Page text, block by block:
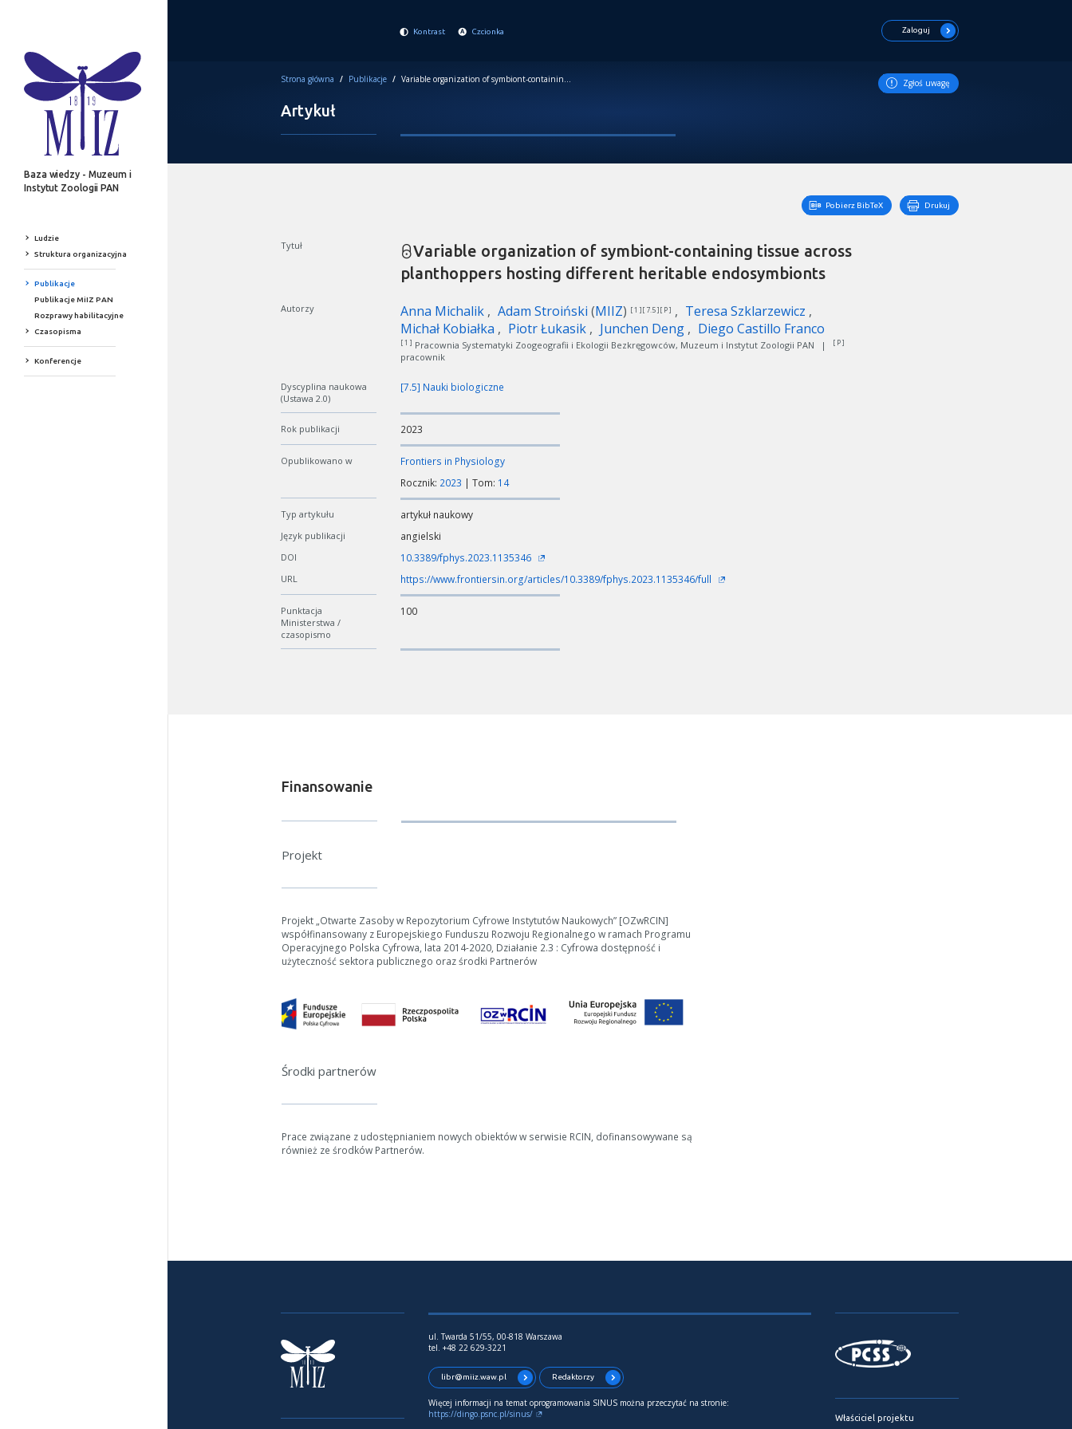
Jeśli generowanie trwa zbyt długo można ograniczyć dane np. zmniejszając zakres lat.
Anuluj
Baza wiedzy - Muzeum i
Instytut Zoologii PAN
Ludzie
Struktura organizacyjna
Publikacje
Publikacje MiIZ PAN
Rozprawy habilitacyjne
Czasopisma
Konferencje
Kontrast Czcionka Zaloguj
Strona główna / Publikacje / Variable organization of symbiont-containing tissue across planthoppers hosting different heritable endosymbionts Zgłoś uwagę
Artykuł
Pobierz BibTeX Drukuj
Tytuł
Variable organization of symbiont-containing tissue across
planthoppers hosting different heritable endosymbionts
Autorzy Anna Michalik Adam Stroiński (MIIZ) [ 1 ][ 7.5 ][ P ]
Teresa Szklarzewicz
Michał Kobiałka
Piotr Łukasik Junchen Deng Diego Castillo Franco
[ 1 ] Pracownia Systematyki Zoogeografii i Ekologii Bezkręgowców, Muzeum i Instytut Zoologii PAN | [ P ]
pracownik
Dyscyplina naukowa
(Ustawa 2.0)
[7.5] Nauki biologiczne
Rok publikacji 2023
Opublikowano w
Frontiers in Physiology
Rocznik: 2023 | Tom: 14
Typ artykułu artykuł naukowy
Język publikacji angielski
DOI 10.3389/fphys.2023.1135346
URL https://www.frontiersin.org/articles/10.3389/fphys.2023.1135346/full
Punktacja
Ministerstwa /
czasopismo
100
Finansowanie
Projekt
Projekt „Otwarte Zasoby w Repozytorium Cyfrowe Instytutów Naukowych” [OZwRCIN]
współfinansowany z Europejskiego Funduszu Rozwoju Regionalnego w ramach Programu
Operacyjnego Polska Cyfrowa, lata 2014-2020, Działanie 2.3 : Cyfrowa dostępność i
użyteczność sektora publicznego oraz środki Partnerów
Środki partnerów
Prace związane z udostępnianiem nowych obiektów w serwisie RCIN, dofinansowywane są
również ze środków Partnerów.
ul. Twarda 51/55, 00-818 Warszawa
tel. +48 22 629-3221
libr@miiz.waw.pl Redaktorzy
Więcej informacji na temat oprogramowania SINUS można przeczytać na stronie:
https://dingo.psnc.pl/sinus/
Właściciel projektu